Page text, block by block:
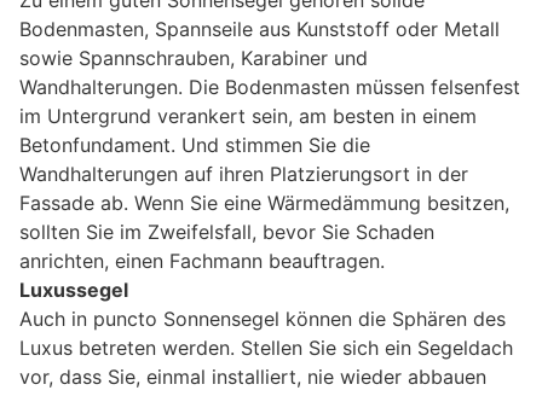
Bodenmasten, Spannseile aus Kunststoff oder Metall
sowie Spannschrauben, Karabiner und
Wandhalterungen. Die Bodenmasten müssen felsenfest
im Untergrund verankert sein, am besten in einem
Betonfundament. Und stimmen Sie die
Wandhalterungen auf ihren Platzierungsort in der
Fassade ab. Wenn Sie eine Wärmedämmung besitzen,
sollten Sie im Zweifelsfall, bevor Sie Schaden
anrichten, einen Fachmann beauftragen.
Luxussegel
Auch in puncto Sonnensegel können die Sphären des
Luxus betreten werden. Stellen Sie sich ein Segeldach
vor, dass Sie, einmal installiert, nie wieder abbauen